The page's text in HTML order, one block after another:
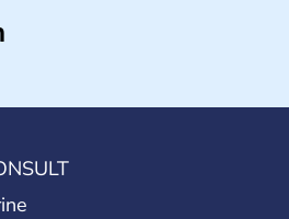
première constitution en 1787. La
dans une phase de développement